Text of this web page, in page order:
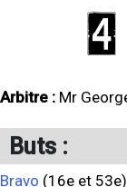
4
Arbitre : Mr
Buts :
Bravo (16e et 53e)